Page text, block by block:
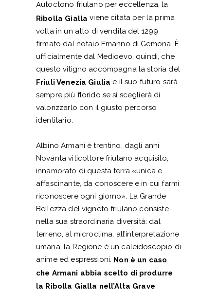
Autoctono friulano per eccellenza, la
Ribolla Gialla viene citata per la prima
volta in un atto di vendita del 1299
firmato dal notaio Emanno di Gemona. È
ufficialmente dal Medioevo, quindi, che
questo vitigno accompagna la storia del
Friuli Venezia Giulia e il suo futuro sarà
sempre più florido se si sceglierà di
valorizzarlo con il giusto percorso
identitario.
Albino Armani è trentino, dagli anni
Novanta viticoltore friulano acquisito,
innamorato di questa terra «unica e
affascinante, da conoscere e in cui farmi
riconoscere ogni giorno». La Grande
Bellezza del vigneto friulano consiste
nella sua straordinaria diversità: dal
terreno, al microclima, all’interpretazione
umana, la Regione è un caleidoscopio di
anime ed espressioni. Non è un caso
che Armani abbia scelto di produrre
la Ribolla Gialla nell’Alta Grave